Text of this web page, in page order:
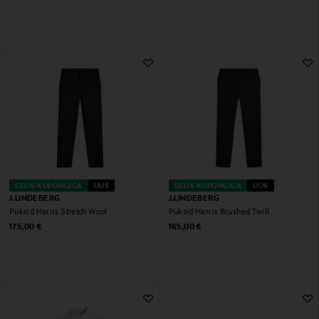
EELIS KUPONGIGA UUS
J.LINDEBERG
Püksid Harris Stretch Wool
Original Price
175,00 €
EELIS KUPONGIGA UUS
J.LINDEBERG
Püksid Harris Brushed Twill
Original Price
165,00 €